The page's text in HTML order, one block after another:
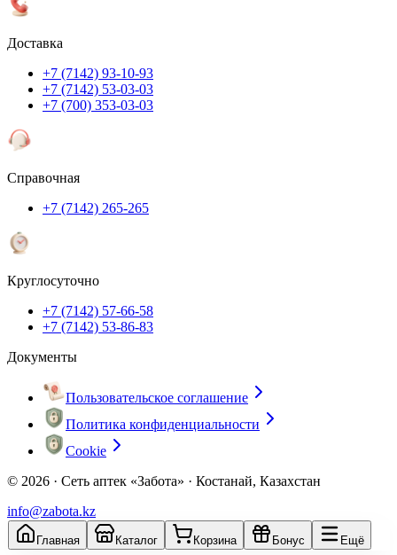
Доставка
+7 (7142) 93-10-93
+7 (7142) 53-03-03
+7 (700) 353-03-03
Справочная
+7 (7142) 265-265
Круглосуточно
+7 (7142) 57-66-58
+7 (7142) 53-86-83
Документы
Пользовательское соглашение
Политика конфиденциальности
Cookie
© 2026 · Сеть аптек «Забота» · Костанай, Казахстан
info@zabota.kz
Главная Каталог Корзина Бонус Ещё